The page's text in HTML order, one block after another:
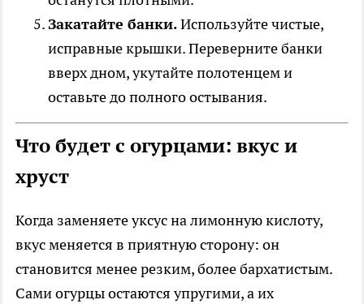
Закатайте банки.Используйте чистые,
исправные крышки. Переверните банки
вверх дном, укутайте полотенцем и
оставьте до полного остывания.
Что будет с огурцами: вкус и
хруст
Когда заменяете уксус на лимонную кислоту,
вкус меняется в приятную сторону: он
становится менее резким, более бархатистым.
Сами огурцы остаются упругими, а их